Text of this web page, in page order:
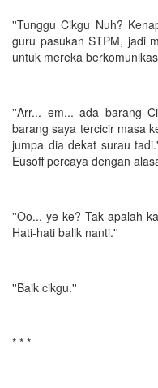
''Tunggu Cikgu Nuh?
guru pasukan STPM, jadi
untuk mereka
''Arr... em... ada barang
barang saya tercicir masa
jumpa dia dekat surau
Eusoff percaya dengan
''Oo... ye ke? Tak apalah
Hati-hati balik nanti.''
''Baik cikgu.''
* * *